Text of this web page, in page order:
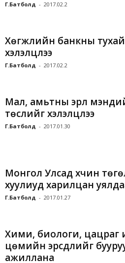
Г.Батболд - 2017.02.2
Хөгжлийн банкны
хэлэлцлээ
Г.Батболд - 2017.02.2
Мал, амьтны эрүүл
төслийг хэлэлцлээ
Г.Батболд - 2017.01.30
Монгол Улсад хүчин
хуулиуд харилцан
Г.Батболд - 2017.01.27
Хими, биологи, цацраг
цөмийн эрсдлийг
ажиллана